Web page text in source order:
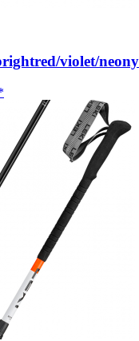
violet/